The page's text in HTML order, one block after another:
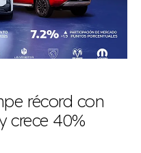
récord con
crece 40%